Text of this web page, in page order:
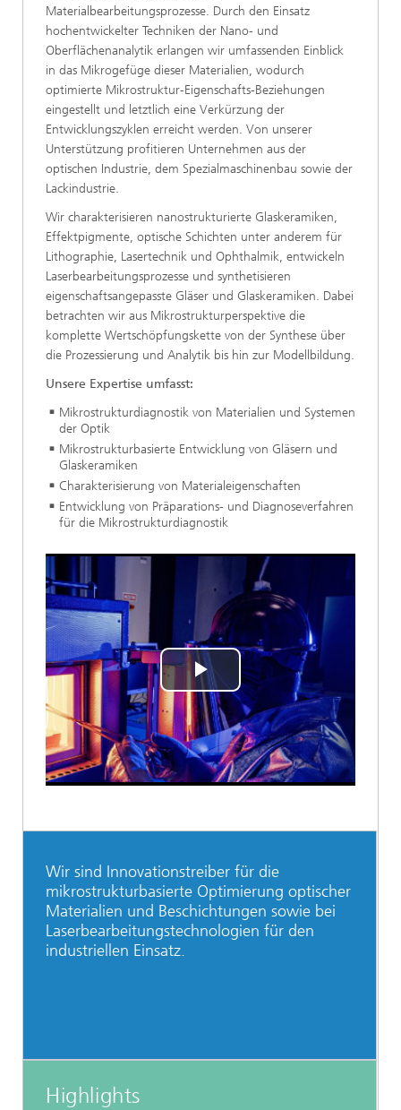
Materialbearbeitungsprozesse. Durch den Einsatz
hochentwickelter Techniken der Nano- und
Oberflächenanalytik erlangen wir umfassenden Einblick
in das Mikrogefüge dieser Materialien, wodurch
optimierte Mikrostruktur-Eigenschafts-Beziehungen
eingestellt und letztlich eine Verkürzung der
Entwicklungszyklen erreicht werden. Von unserer
Unterstützung profitieren Unternehmen aus der
optischen Industrie, dem Spezialmaschinenbau sowie der
Lackindustrie.
Wir charakterisieren nanostrukturierte Glaskeramiken,
Effektpigmente, optische Schichten unter anderem für
Lithographie, Lasertechnik und Ophthalmik, entwickeln
Laserbearbeitungsprozesse und synthetisieren
eigenschaftsangepasste Gläser und Glaskeramiken. Dabei
betrachten wir aus Mikrostrukturperspektive die
komplette Wertschöpfungskette von der Synthese über
die Prozessierung und Analytik bis hin zur Modellbildung.
Unsere Expertise umfasst:
Mikrostrukturdiagnostik von Materialien und Systemen
der Optik
Mikrostrukturbasierte Entwicklung von Gläsern und
Glaskeramiken
Charakterisierung von Materialeigenschaften
Entwicklung von Präparations- und Diagnoseverfahren
für die Mikrostrukturdiagnostik
Play
Video
Wir sind Innovationstreiber für die
mikrostrukturbasierte Optimierung optischer
Materialien und Beschichtungen sowie bei
Laserbearbeitungstechnologien für den
industriellen Einsatz.
Highlights